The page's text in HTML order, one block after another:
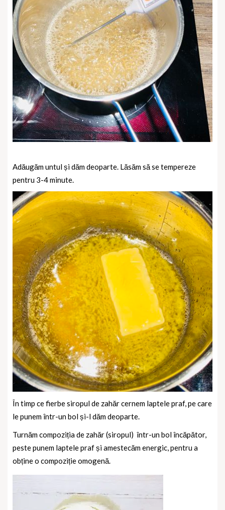
Adăugăm untul și dăm deoparte. Lăsăm să se tempereze
pentru 3-4 minute.
În timp ce fierbe siropul de zahăr cernem laptele praf, pe care
le punem într-un bol și-l dăm deoparte.
Turnăm compoziția de zahăr (siropul) într-un bol încăpător,
peste punem laptele praf și amestecăm energic, pentru a
obține o compoziție omogenă.